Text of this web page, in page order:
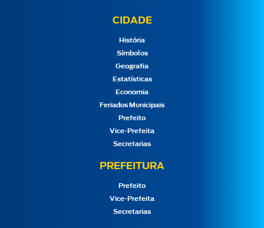
CIDADE
História
Símbolos
Geografia
Estatísticas
Economia
Feriados Municipais
Prefeito
Vice-Prefeita
Secretarias
PREFEITURA
Prefeito
Vice-Prefeita
Secretarias